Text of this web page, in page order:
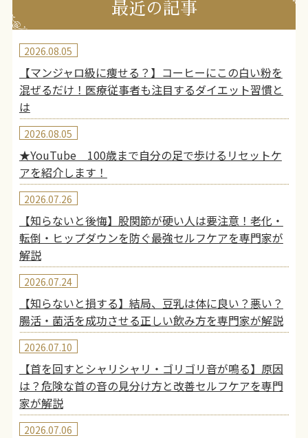
最近の記事
【マンジャロ級に痩せる？】コーヒーにこの白い粉を
混ぜるだけ！医療従事者も注目するダイエット習慣と
は
2026.08.05
★YouTube 100歳まで自分の足で歩けるリセットケ
アを紹介します！
2026.08.05
【知らないと後悔】股関節が硬い人は要注意！老化・
転倒・ヒップダウンを防ぐ最強セルフケアを専門家が
解説
2026.07.26
【知らないと損する】結局、豆乳は体に良い？悪い？
腸活・菌活を成功させる正しい飲み方を専門家が解説
2026.07.24
【首を回すとシャリシャリ・ゴリゴリ音が鳴る】原因
は？危険な首の音の見分け方と改善セルフケアを専門
家が解説
2026.07.10
2026.07.06